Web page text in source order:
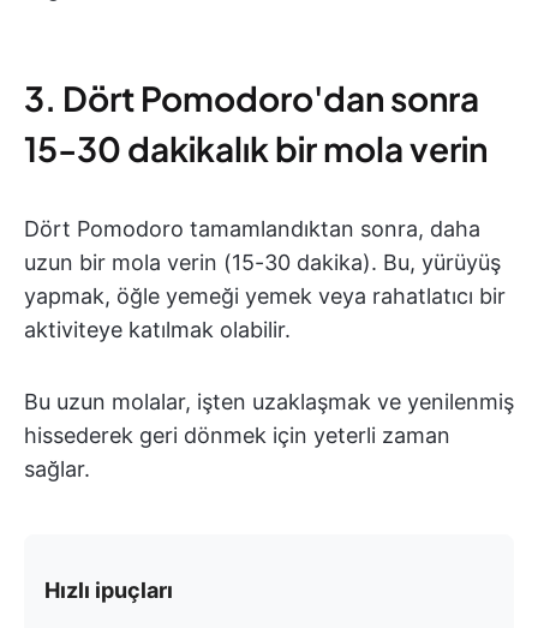
3. Dört Pomodoro'dan sonra
15-30 dakikalık bir mola verin
Dört Pomodoro tamamlandıktan sonra, daha
uzun bir mola verin (15-30 dakika). Bu, yürüyüş
yapmak, öğle yemeği yemek veya rahatlatıcı bir
aktiviteye katılmak olabilir.
Bu uzun molalar, işten uzaklaşmak ve yenilenmiş
hissederek geri dönmek için yeterli zaman
sağlar.
Hızlı ipuçları